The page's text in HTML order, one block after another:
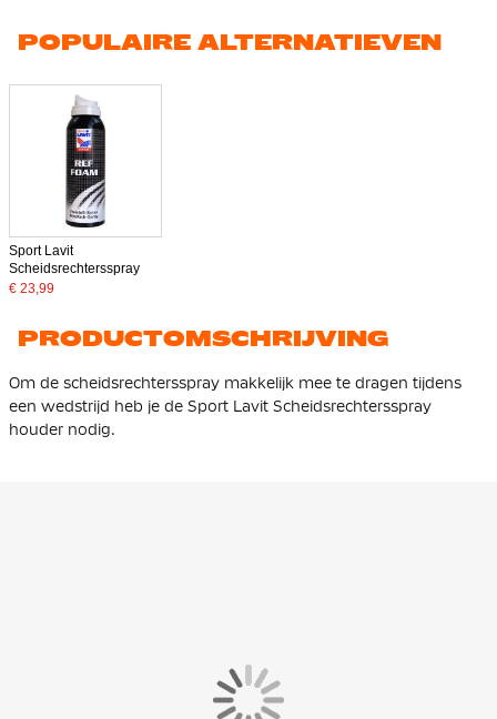
POPULAIRE ALTERNATIEVEN
Sport Lavit
Scheidsrechtersspray
€ 23,99
PRODUCTOMSCHRIJVING
Om de scheidsrechtersspray makkelijk mee te dragen tijdens
een wedstrijd heb je de Sport Lavit Scheidsrechtersspray
houder nodig.